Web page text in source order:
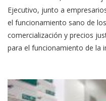
Ejecutivo, junto a
el funcionamiento sano de
comercialización y precios
para el funcionamiento de la